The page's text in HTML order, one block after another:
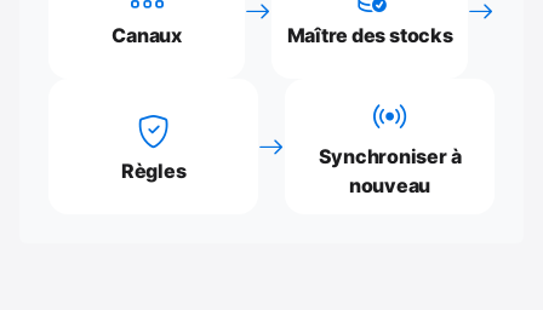
Canaux Maître des stocks
Règles
Synchroniser à
nouveau